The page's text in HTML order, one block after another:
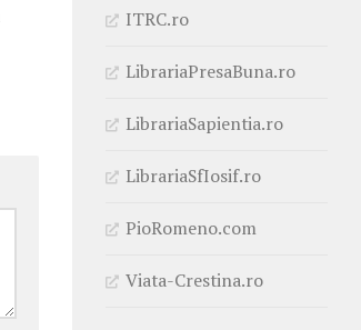
ITRC.ro
LibrariaPresaBuna.ro
LibrariaSapientia.ro
LibrariaSfIosif.ro
PioRomeno.com
Viata-Crestina.ro